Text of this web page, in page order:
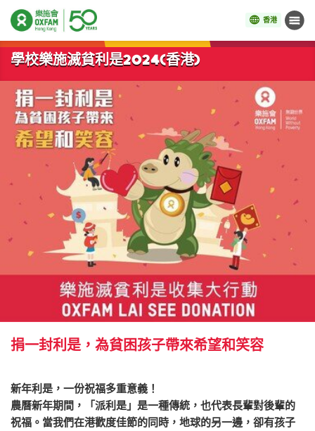
香港 目錄
開始主要內容
學校樂施滅貧利是2024(香港)
捐一封利是，為貧困孩子帶來希望和笑容
新年利是，一份祝福多重意義！
農曆新年期間，「派利是」是一種傳統，也代表長輩對後輩的
祝福。當我們在港歡度佳節的同時，地球的另一邊，卻有孩子